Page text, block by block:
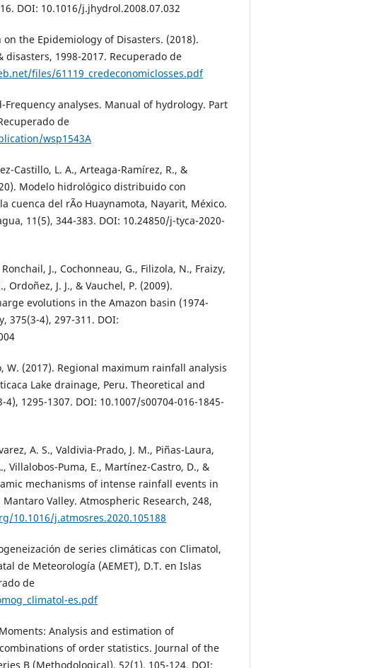
DOI: 10.1016/j.jhydrol.2008.07.032
on the Epidemiology of Disasters. (2018).
disasters, 1998-2017. Recuperado de
files/61119_credeconomiclosses.pdf
Frequency analyses. Manual of hydrology. Part
de
wsp1543A
Castillo, L. A., Arteaga-Ramírez, R., &
Modelo hidrológico distribuido con
cuenca del rÃ­o Huaynamota, Nayarit, México.
11(5), 344-383. DOI: 10.24850/j-tyca-2020-
Ronchail, J., Cochonneau, G., Filizola, N., Fraizy,
Ordoñez, J. J., & Vauchel, P. (2009).
evolutions in the Amazon basin (1974-
375(3-4), 297-311. DOI:
W. (2017). Regional maximum rainfall analysis
Lake drainage, Peru. Theoretical and
1295-1307. DOI: 10.1007/s00704-016-1845-
A. S., Valdivia-Prado, J. M., Piñas-Laura,
Villalobos-Puma, E., Martínez-Castro, D., &
mechanisms of intense rainfall events in
Valley. Atmospheric Research, 248,
10.1016/j.atmosres.2020.105188
de series climáticas con Climatol,
de Meteorología (AEMET), D.T. en Islas
de
es.pdf
Analysis and estimation of
of order statistics. Journal of the
B (Methodological), 52(1), 105-124. DOI: